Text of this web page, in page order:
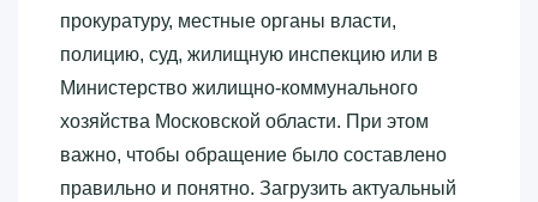
прокуратуру, местные органы власти,
полицию, суд, жилищную инспекцию или в
Министерство жилищно-коммунального
хозяйства Московской области. При этом
важно, чтобы обращение было составлено
правильно и понятно. Загрузить актуальный